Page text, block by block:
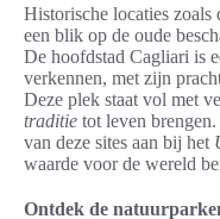
Historische locaties
een blik op de oude
De hoofdstad Cagliari is
verkennen, met zijn
Deze plek staat vol met
traditie tot leven
van deze sites aan bij het
waarde voor de wereld
Ontdek de